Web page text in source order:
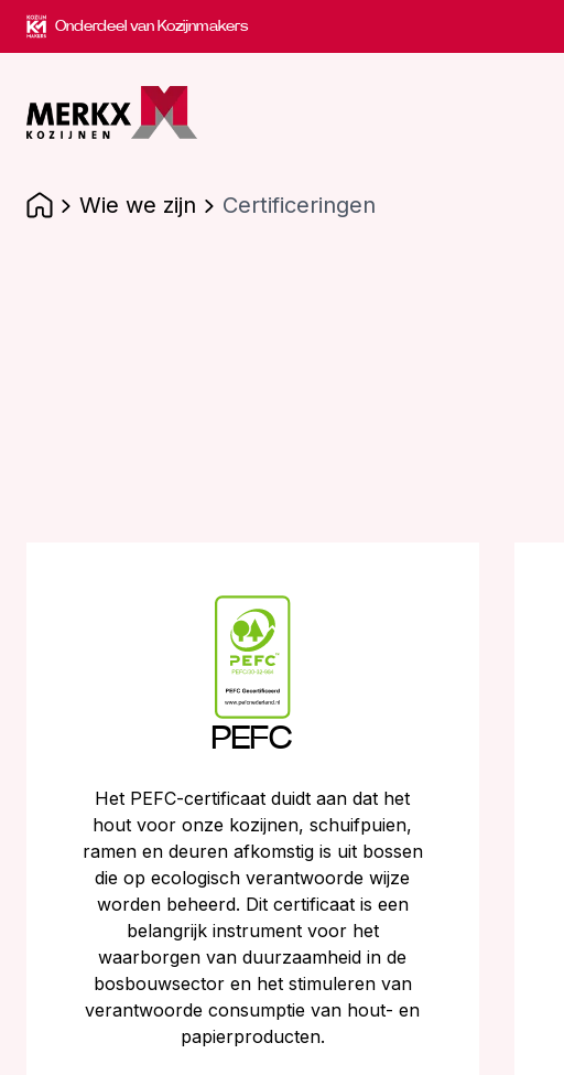
Onderdeel van Kozijnmakers
wie we zijn Certificeringen
PEFC
Het PEFC-certificaat duidt aan dat het
hout voor onze kozijnen, schuifpuien,
ramen en deuren afkomstig is uit bossen
die op ecologisch verantwoorde wijze
worden beheerd. Dit certificaat is een
belangrijk instrument voor het
waarborgen van duurzaamheid in de
bosbouwsector en het stimuleren van
verantwoorde consumptie van hout- en
papierproducten.